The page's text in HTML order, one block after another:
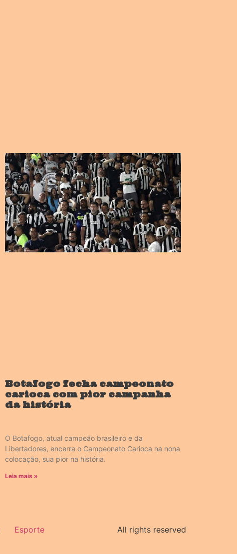
Botafogo fecha campeonato
carioca com pior campanha
da história
O Botafogo, atual campeão brasileiro e da
Libertadores, encerra o Campeonato Carioca na nona
colocação, sua pior na história.
Leia mais »
Esporte All rights reserved